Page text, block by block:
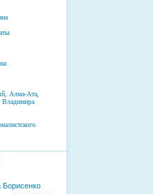
Алма-Ата,
Владимира
Борисенко